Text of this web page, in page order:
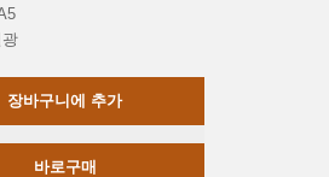
장바구니에 추가
바로구매